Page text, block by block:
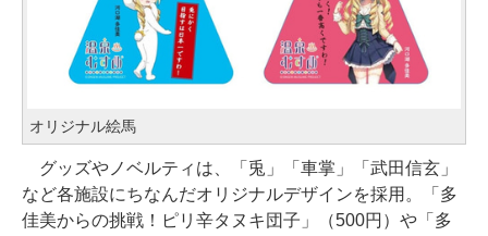
オリジナル絵馬
グッズやノベルティは、「兎」「車掌」「武田信玄」
など各施設にちなんだオリジナルデザインを採用。「多
佳美からの挑戦！ピリ辛タヌキ団子」（500円）や「多